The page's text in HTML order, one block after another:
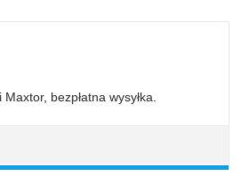
bezpłatna wysyłka.